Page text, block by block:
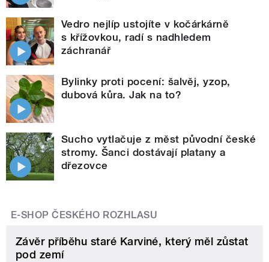
Vedro nejlíp ustojíte v kočárkárně
s křížovkou, radí s nadhledem
záchranář
Bylinky proti pocení: šalvěj, yzop,
dubová kůra. Jak na to?
Sucho vytlačuje z měst původní české
stromy. Šanci dostávají platany a
dřezovce
E-SHOP ČESKÉHO ROZHLASU
Závěr příběhu staré Karviné, který měl zůstat
pod zemí